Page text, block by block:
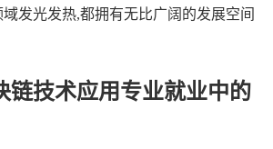
发光发热,都拥有无比广阔的发展空间
链技术应用专业就业中的